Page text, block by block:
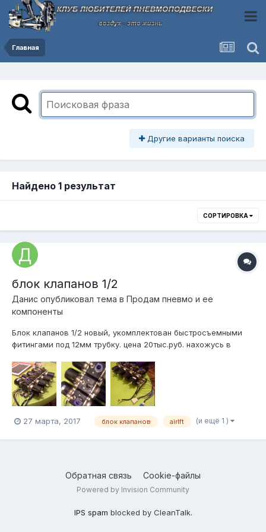
Главная
Другие варианты поиска
Найдено 1 результат
СОРТИРОВКА
блок клапанов 1/2
Данис опубликовал тема в Продам пневмо и ее
компоненты
Блок клапанов 1/2 новый, укомплектован быстросъемными
фитингами под 12мм трубку. цена 20тыс.руб. нахожусь в
Данис. https://vk.com/id63677344 пишите в вк, или звоните,
здесь почту проверяю редко.
27 марта, 2017 блок клапанов airlft (и ещё 1 )
Обратная связь Cookie-файлы
Powered by Invision Community
IPS spam blocked by CleanTalk.